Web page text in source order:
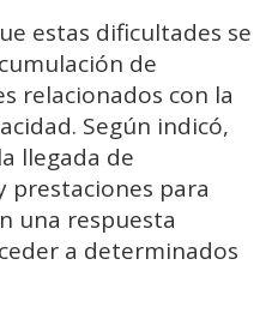
estas dificultades se
de
relacionados con la
Según indicó,
llegada de
prestaciones para
una respuesta
a determinados